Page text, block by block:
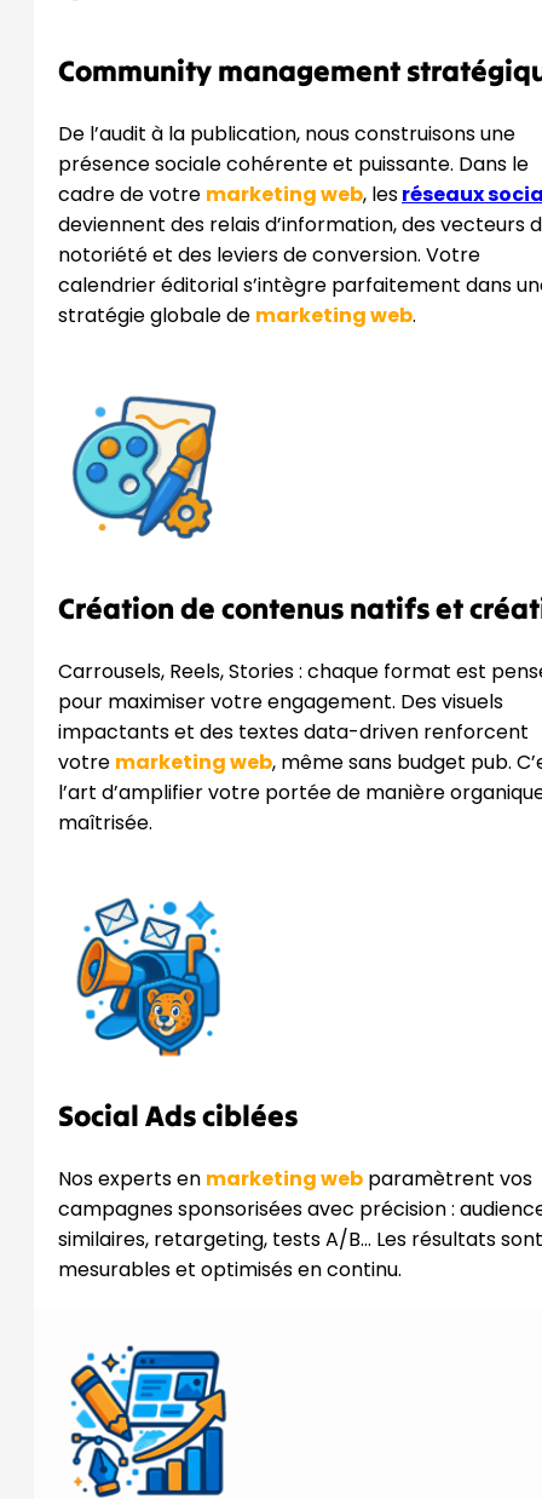
Community management
De l’audit à la publication, nous construisons une
présence sociale cohérente et puissante. Dans le
cadre de votre marketing web, lesréseaux
deviennent des relais d’information, des vecteurs
notoriété et des leviers de conversion. Votre
calendrier éditorial s’intègre parfaitement dans
stratégie globale de marketing web.
Création de contenus natifs et
Carrousels, Reels, Stories : chaque format est
pour maximiser votre engagement. Des visuels
impactants et des textes data-driven renforcent
votre marketing web, même sans budget pub.
l’art d’amplifier votre portée de manière
maîtrisée.
Social Ads ciblées
Nos experts en marketing web paramètrent vos
campagnes sponsorisées avec précision :
similaires, retargeting, tests A/B… Les résultats sont
mesurables et optimisés en continu.